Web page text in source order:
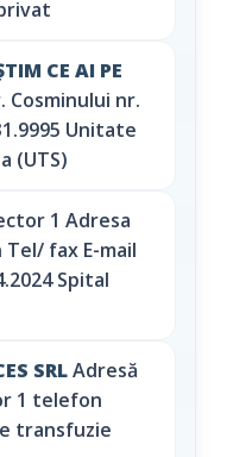
CE AI PE
Cosminului nr.
Unitate
(UTS)
1 Adresa
fax E-mail
Spital
SRLAdresă
1 telefon
transfuzie